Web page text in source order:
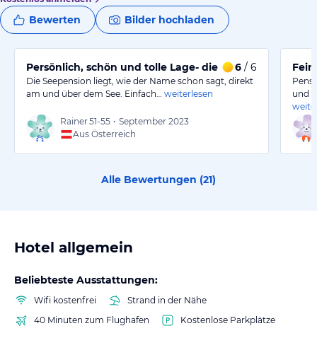
Bewerten Bilder hochladen
Persönlich, schön und tolle Lage- die Seepension!
6 / 6
Die Seepension liegt, wie der Name schon sagt, direkt
am und über dem See. Einfach…
weiterlesen
Rainer51-55 • September 2023
Aus Österreich
und
Alle Bewertungen (21)
Hotel allgemein
Beliebteste Ausstattungen:
Wifi kostenfrei
Strand in der Nähe
40 Minuten zum Flughafen
Kostenlose Parkplätze